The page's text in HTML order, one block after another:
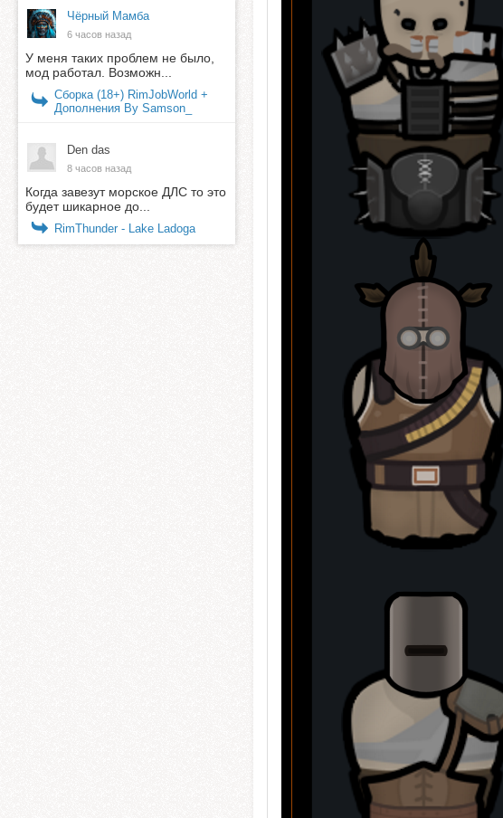
Чёрный Мамба
6 часов назад
У меня таких проблем не было,
мод работал. Возможн...
Сборка (18+) RimJobWorld +
Дополнения By Samson_
Den das
8 часов назад
Когда завезут морское ДЛС то это
будет шикарное до...
RimThunder - Lake Ladoga